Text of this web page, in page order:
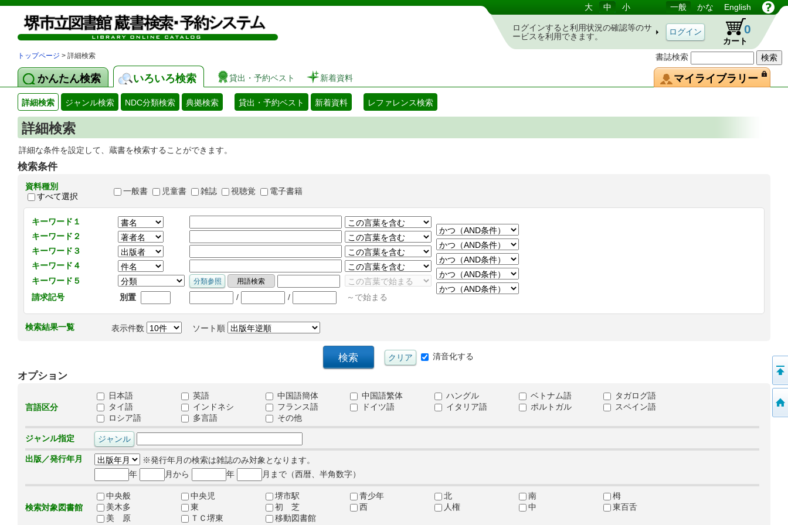
図書館 蔵書検索・予約システム
書誌検索
大 中 小 一般 かな English
ログインすると利用状況の確認等のサ
ービスを利用できます。
カート
0
トップページ > 詳細検索
かんたん検索 いろいろ検索 貸出・予約ベスト 新着資料 マイライブラリー
詳細検索 ジャンル検索 NDC分類検索 典拠検索 貸出・予約ベスト 新着資料 レファレンス検索
詳細検索
詳細な条件を設定して、蔵書を検索することができます。
検索条件
資料種別
すべて選択
一般書 児童書 雑誌 視聴覚 電子書籍
キーワード１
キーワード２
キーワード３
キーワード４
キーワード５
請求記号
別置 / / ～で始まる
検索結果一覧 表示件数 ソート順
清音化する
オプション
言語区分
日本語 英語 中国語簡体 中国語繁体 ハングル ベトナム語
タガログ語
タイ語
インドネシ フランス語 ドイツ語 イタリア語 ポルトガル
スペイン語
ロシア語
多言語 その他
ジャンル指定
出版／発行年月
※発行年月の検索は雑誌のみ対象となります。
年
月から 年 月まで（西暦、半角数字）
検索対象図書館
中央般 中央児 堺市駅 青少年 北 南
栂
美木多
東 初 芝 西 人権 中
東百舌
美 原
ＴＣ堺東 移動図書館